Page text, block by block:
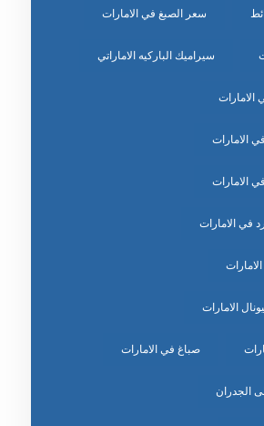
سعر الصبغ في الامارات
سيراميك الباركيه الاماراتي
الامارات
الامارات
في الامارات
الامارات
صباغ في الامارات
الجدران